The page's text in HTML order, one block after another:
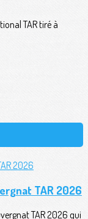
TAR tiré à
TAR 2026
TAR 2026 qui